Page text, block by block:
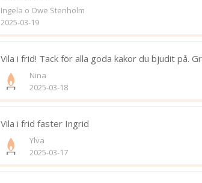
Ingela o Owe Stenholm
2025-03-19
Vila i frid! Tack för alla goda kakor du bjudit på.
Nina
2025-03-18
Vila i frid faster Ingrid
Ylva
2025-03-17